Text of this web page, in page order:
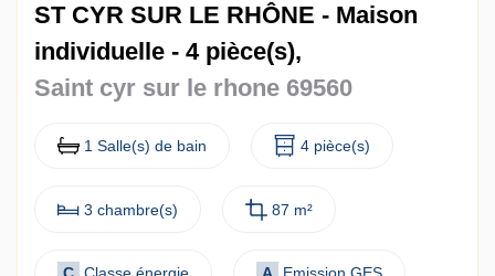
ST CYR SUR LE RHÔNE - Maison
individuelle - 4 pièce(s),
Saint cyr sur le rhone 69560
1 Salle(s) de bain 4 pièce(s)
3 chambre(s) 87 m²